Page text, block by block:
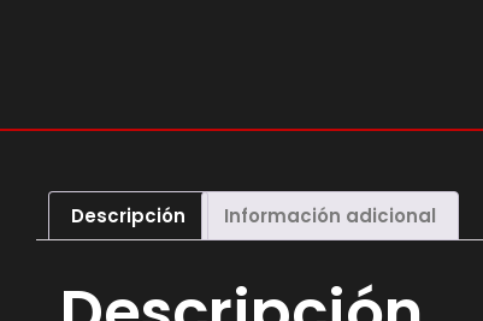
Descripción Información adicional